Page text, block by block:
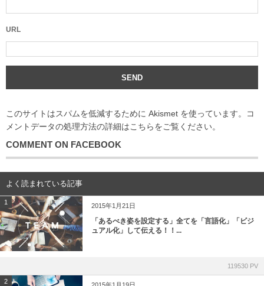
URL
このサイトはスパムを低減するために Akismet を使っています。
コ
メントデータの処理方法の詳細はこちらをご覧ください。
COMMENT ON FACEBOOK
よく読まれている記事
1 2015年1月21日
「あるべき姿を設定する」全てを「言語化」「ビジ
ュアル化」して伝える！！...
119530 PV
2